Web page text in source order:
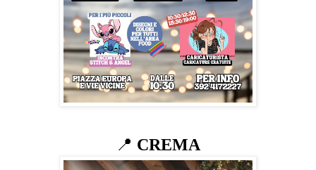
📍 CREMA